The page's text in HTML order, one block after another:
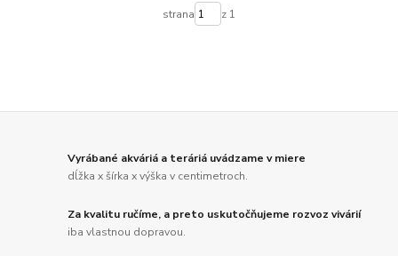
strana z 1
Vyrábané akváriá a teráriá uvádzame v miere
dĺžka x šírka x výška v centimetroch.
Za kvalitu ručíme, a preto uskutočňujeme rozvoz vivárií
iba vlastnou dopravou.